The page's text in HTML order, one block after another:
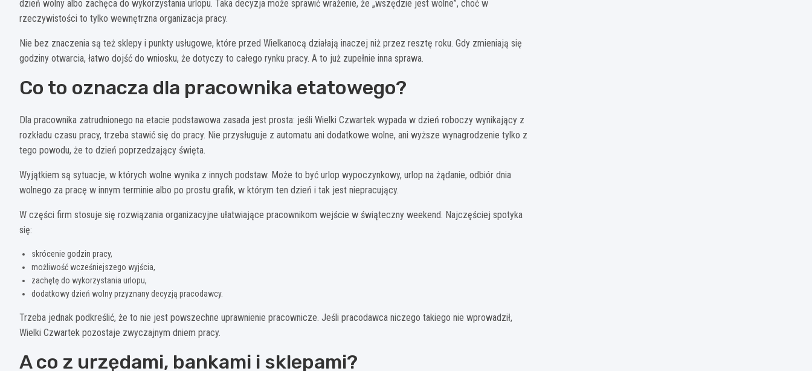
dzień wolny albo zachęca do wykorzystania urlopu. Taka decyzja może sprawić wrażenie, że „wszędzie jest wolne”, choć w
rzeczywistości to tylko wewnętrzna organizacja pracy.
Nie bez znaczenia są też sklepy i punkty usługowe, które przed Wielkanocą działają inaczej niż przez resztę roku. Gdy zmieniają się
godziny otwarcia, łatwo dojść do wniosku, że dotyczy to całego rynku pracy. A to już zupełnie inna sprawa.
Co to oznacza dla pracownika etatowego?
Dla pracownika zatrudnionego na etacie podstawowa zasada jest prosta: jeśli Wielki Czwartek wypada w dzień roboczy wynikający z
rozkładu czasu pracy, trzeba stawić się do pracy. Nie przysługuje z automatu ani dodatkowe wolne, ani wyższe wynagrodzenie tylko z
tego powodu, że to dzień poprzedzający święta.
Wyjątkiem są sytuacje, w których wolne wynika z innych podstaw. Może to być urlop wypoczynkowy, urlop na żądanie, odbiór dnia
wolnego za pracę w innym terminie albo po prostu grafik, w którym ten dzień i tak jest niepracujący.
W części firm stosuje się rozwiązania organizacyjne ułatwiające pracownikom wejście w świąteczny weekend. Najczęściej spotyka
się:
skrócenie godzin pracy,
możliwość wcześniejszego wyjścia,
zachętę do wykorzystania urlopu,
dodatkowy dzień wolny przyznany decyzją pracodawcy.
Trzeba jednak podkreślić, że to nie jest powszechne uprawnienie pracownicze. Jeśli pracodawca niczego takiego nie wprowadził,
Wielki Czwartek pozostaje zwyczajnym dniem pracy.
A co z urzędami, bankami i sklepami?